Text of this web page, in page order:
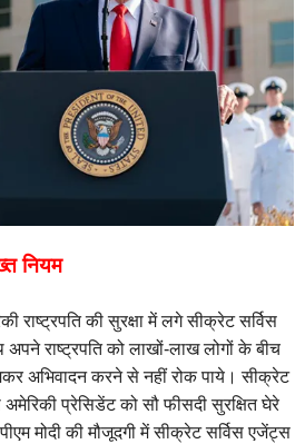
नियम
राष्ट्रपति की सुरक्षा में लगे सीक्रेट सर्विस
राष्ट्रपति को लाखों-लाख लोगों के बीच
अभिवादन करने से नहीं रोक पाये। सीक्रेट
प्रेसिडेंट को सौ फीसदी सुरक्षित घेरे
मोदी की मौजूदगी में सीक्रेट सर्विस एजेंट्स